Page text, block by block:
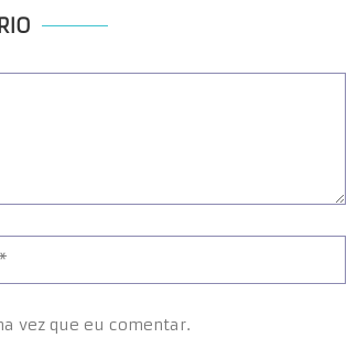
vez que eu comentar.